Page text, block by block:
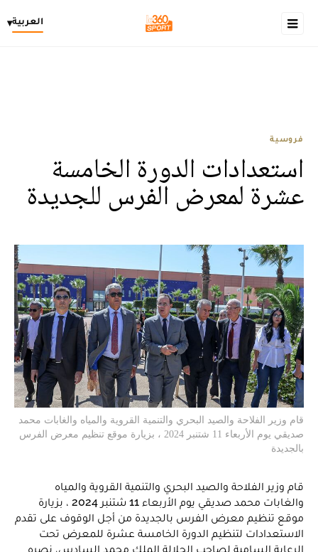
العربية▾
فروسية
استعدادات الدورة الخامسة
عشرة لمعرض الفرس للجديدة
قام وزير الفلاحة والصيد البحري والتنمية القروية والمياه والغابات محمد
صديقي يوم الأربعاء 11 شتنبر 2024 ، بزيارة موقع تنظيم معرض الفرس
بالجديدة
قام وزير الفلاحة والصيد البحري والتنمية القروية والمياه
والغابات محمد صديقي يوم الأربعاء 11 شتنبر 2024 ، بزيارة
موقع تنظيم معرض الفرس بالجديدة من أجل الوقوف على تقدم
الاستعدادات لتنظيم الدورة الخامسة عشرة للمعرض تحت
الرعاية السامية لصاحب الجلالة الملك محمد السادس، نصره